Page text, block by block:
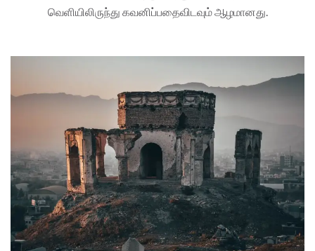
வெளியிலிருந்து கவனிப்பதைவிடவும் ஆழமானது.